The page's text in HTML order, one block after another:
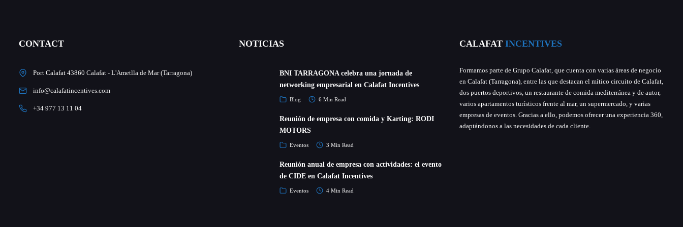
CONTACT
Port Calafat 43860 Calafat - L'Ametlla de Mar (Tarragona)
info@calafatincentives.com
+34 977 13 11 04
NOTICIAS
BNI TARRAGONA celebra una jornada de
networking empresarial en Calafat Incentives
Blog 6 Min Read
Reunión de empresa con comida y Karting: RODI
MOTORS
Eventos 3 Min Read
Reunión anual de empresa con actividades: el evento
de CIDE en Calafat Incentives
Eventos 4 Min Read
CALAFAT INCENTIVES
Formamos parte de Grupo Calafat, que cuenta con varias áreas de negocio
en Calafat (Tarragona), entre las que destacan el mítico circuito de Calafat,
dos puertos deportivos, un restaurante de comida mediterránea y de autor,
varios apartamentos turísticos frente al mar, un supermercado, y varias
empresas de eventos. Gracias a ello, podemos ofrecer una experiencia 360,
adaptándonos a las necesidades de cada cliente.